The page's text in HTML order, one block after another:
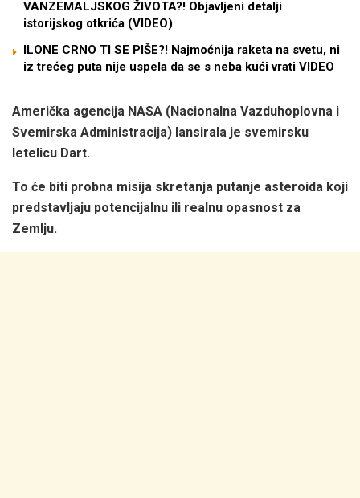
VANZEMALJSKOG ŽIVOTA?! Objavljeni detalji
istorijskog otkrića (VIDEO)
ILONE CRNO TI SE PIŠE?! Najmoćnija raketa na svetu, ni
iz trećeg puta nije uspela da se s neba kući vrati VIDEO
Američka agencija NASA (Nacionalna Vazduhoplovna i
Svemirska Administracija) lansirala je svemirsku
letelicu Dart.
To će biti probna misija skretanja putanje asteroida koji
predstavljaju potencijalnu ili realnu opasnost za
Zemlju.